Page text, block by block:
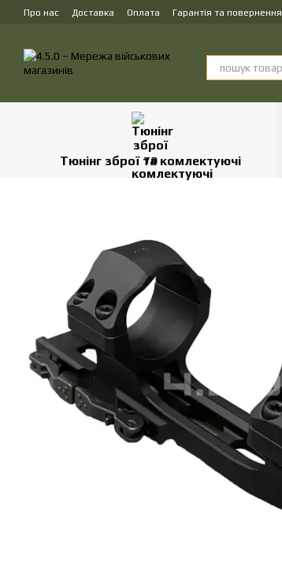
Перейти до основного контенту
Про нас Доставка Оплата Гарантія та повернення
Тюнінг зброї та комлектуючі